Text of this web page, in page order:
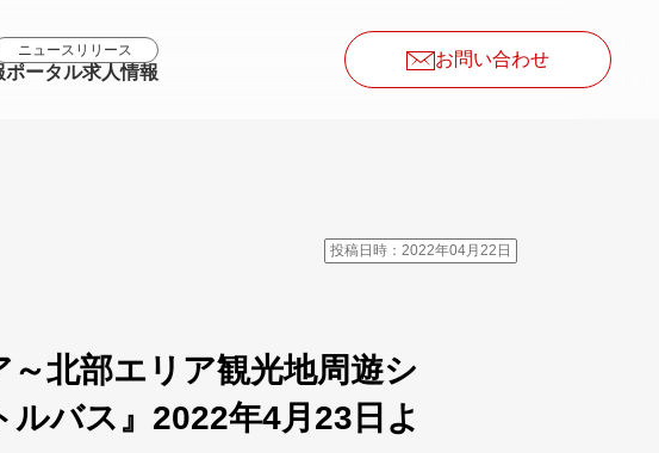
ニュースリリース
ポータル求人情報
お問い合わせ
投稿日時：2022年04月22日
北部エリア観光地周遊シ
バス』2022年4月23日よ